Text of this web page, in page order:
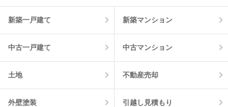
新築一戸建て 新築マンション
中古一戸建て 中古マンション
土地 不動産売却
外壁塗装 引越し見積もり